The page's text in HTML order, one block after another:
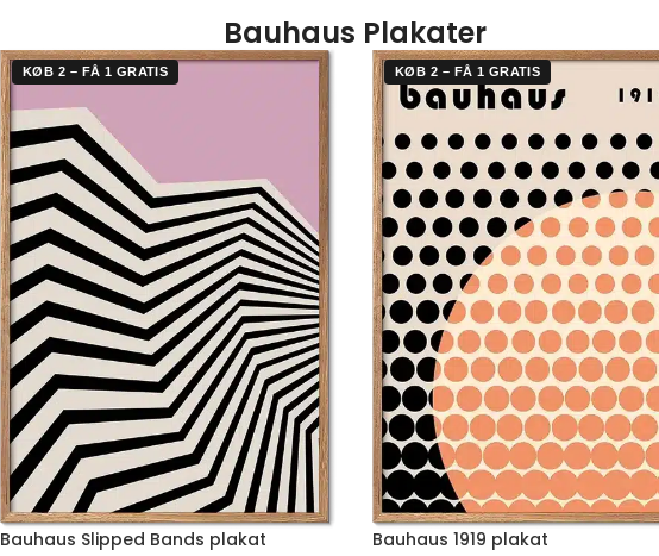
Bauhaus Plakater
KØB 2 – FÅ 1 GRATIS
Bauhaus Slipped Bands plakat
KØB 2 – FÅ 1 GRATIS
Bauhaus 1919 plakat